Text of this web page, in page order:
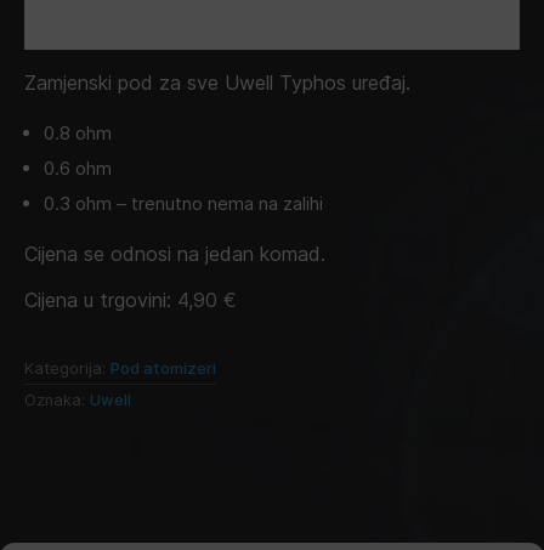
Zamjenski pod za sve Uwell Typhos uređaj.
0.8 ohm
0.6 ohm
0.3 ohm – trenutno nema na zalihi
Cijena se odnosi na jedan komad.
Cijena u trgovini: 4,90 €
Kategorija: Pod atomizeri
Oznaka: Uwell